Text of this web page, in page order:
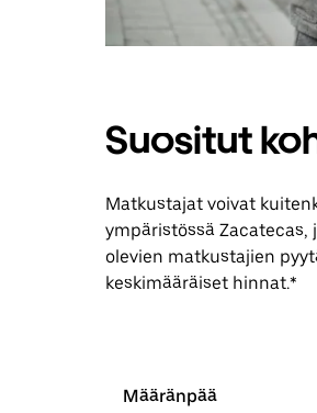
Suositut
Matkustajat voivat
ympäristössä
olevien matkustajien
keskimääräiset hinnat.*
Määränpää